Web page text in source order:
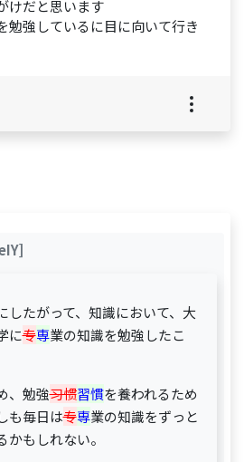
けだと思います
勉強しているに目に向いて行き
したがって、知識において、大
に专専業の知識を勉強したこ
、勉強习惯習慣を養われるため
も毎日は专専業の知識をずっと
かもしれない。